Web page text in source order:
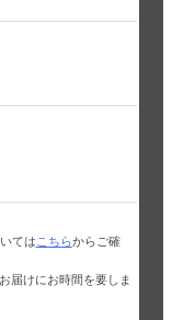
ては こちらからご確
届けにお時間を要しま